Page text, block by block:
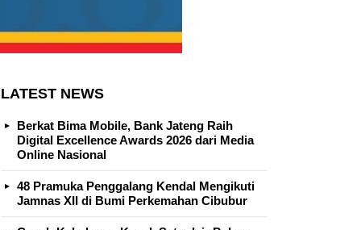
LATEST NEWS
Berkat Bima Mobile, Bank Jateng Raih
Digital Excellence Awards 2026 dari Media
Online Nasional
48 Pramuka Penggalang Kendal Mengikuti
Jamnas XII di Bumi Perkemahan Cibubur